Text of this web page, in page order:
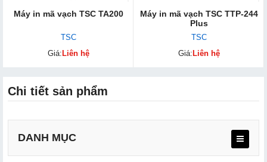
Máy in mã vạch TSC TA200
TSC
Giá: Liên hệ
Máy in mã vạch TSC TTP-244
Plus
TSC
Giá: Liên hệ
Chi tiết sản phẩm
DANH MỤC